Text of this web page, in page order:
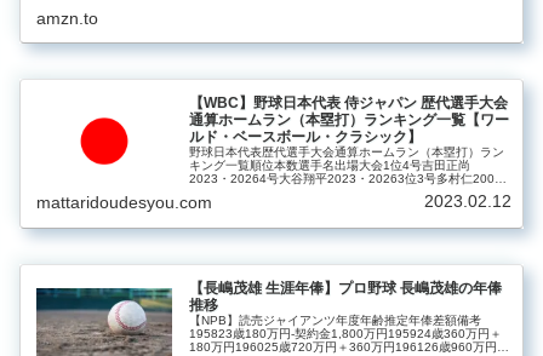
amzn.to
【WBC】野球日本代表 侍ジャパン 歴代選手大会
通算ホームラン（本塁打）ランキング一覧【ワー
ルド・ベースボール・クラシック】
野球日本代表歴代選手大会通算ホームラン（本塁打）ラン
キング一覧順位本数選手名出場大会1位4号吉田正尚
2023・20264号大谷翔平2023・20263位3号多村仁20063
留孝…
mattaridoudesyou.com 2023.02.12
【長嶋茂雄 生涯年俸】プロ野球 長嶋茂雄の年俸
推移
【NPB】読売ジャイアンツ年度年齢推定年俸差額備考
195823歳180万円‐契約金1,800万円195924歳360万円＋
180万円196025歳720万円＋360万円196126歳960万円＋